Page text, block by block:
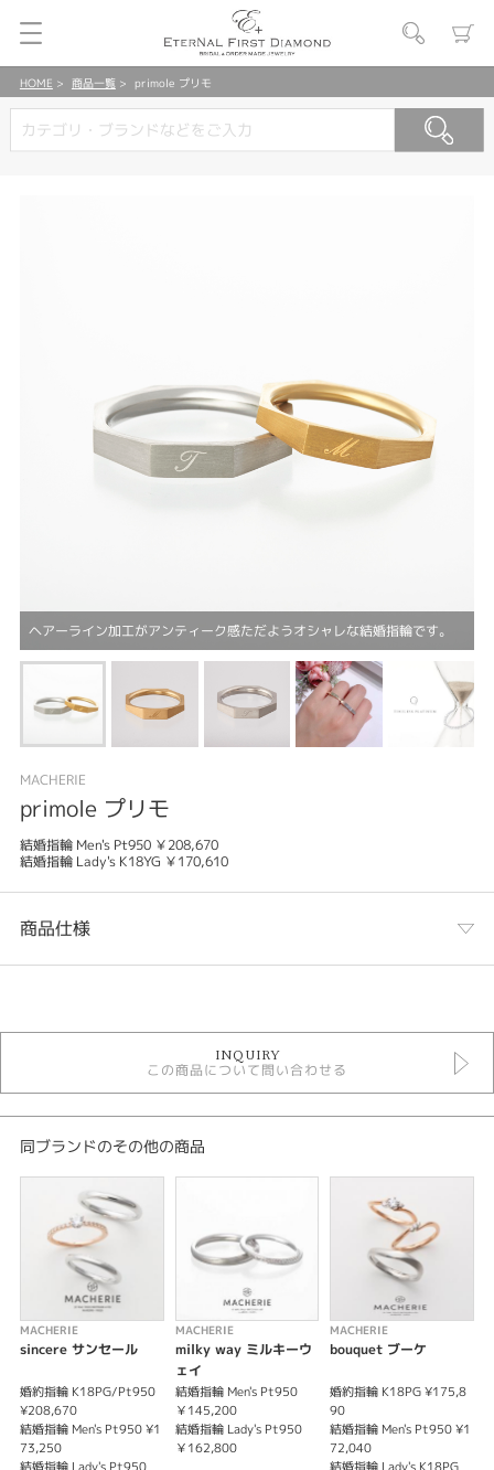
HOME 商品一覧 primole プリモ
ヘアーライン加工がアンティーク感ただようオシャレな結婚指輪です。
MACHERIE
primole プリモ
結婚指輪 Men's Pt950 ￥208,670
結婚指輪 Lady's K18YG ￥170,610
商品仕様
結婚指輪
MACHERIE ＞ 結婚指輪
性別
紹介文
MACHERIE〈マシェリ〉
primole / プリモ
「一番 今も これからも 私の一番の人 」というメッセージ。
Men's、Lady'sともに八角形の形が個性的な結婚指輪です。「８」は縁起の
良い数字として親しまれています。
お互いのイニシャルを入れられる特別なデザイン。
※価格は税込みとなります。
INQUIRY
この商品について問い合わせる
同ブランドのその他の商品
MACHERIE
sincere サンセール
婚約指輪 K18PG/Pt950
¥208,670
結婚指輪 Men's Pt950 ¥1
73,250
MACHERIE
milky way ミルキーウ
ェイ
結婚指輪 Men's Pt950
￥145,200
結婚指輪 Lady's Pt950
￥162,800
MACHERIE
bouquet ブーケ
婚約指輪 K18PG ¥175,8
90
結婚指輪 Men's Pt950 ¥1
72,040